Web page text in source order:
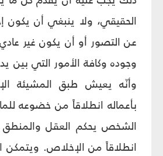
الحقيقي، ولا ينبغي أن يكون
عن التصور أو أن يكون غير
وجوده وكافة الأمور التي بين
وأنّه يعيش طبق المشيئة
بأعماله انطلاقاً من خضوعه
الشخص يحكم العقل والمنطق
انطلاقاً من الإخلاص. ويتمكن